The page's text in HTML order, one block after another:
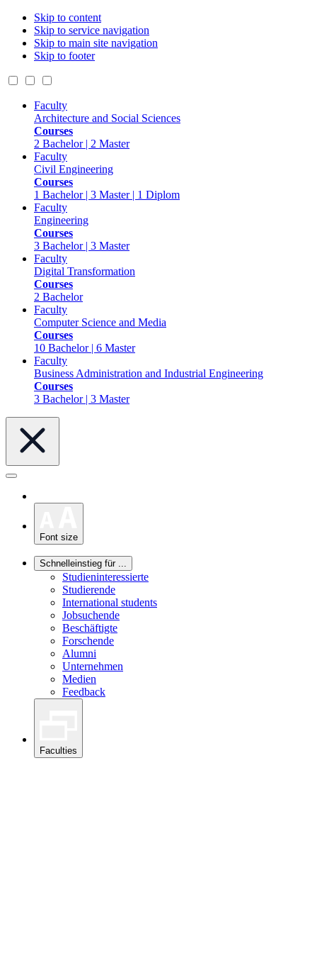
Skip to content
Skip to service navigation
Skip to main site navigation
Skip to footer
Faculty
Architecture and Social Sciences
Courses
2 Bachelor | 2 Master
Faculty
Civil Engineering
Courses
1 Bachelor | 3 Master | 1 Diplom
Faculty
Engineering
Courses
3 Bachelor | 3 Master
Faculty
Digital Transformation
Courses
2 Bachelor
Faculty
Computer Science and Media
Courses
10 Bachelor | 6 Master
Faculty
Business Administration and Industrial Engineering
Courses
3 Bachelor | 3 Master
Font size
Schnelleinstieg für ...
Studieninteressierte
Studierende
International students
Jobsuchende
Beschäftigte
Forschende
Alumni
Unternehmen
Medien
Feedback
Faculties